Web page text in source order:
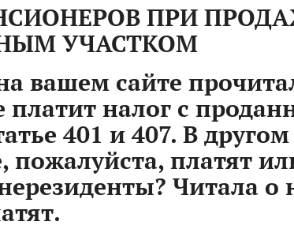
ПРИ
УЧАСТКОМ
вашем сайте
налог с
401 и 407. В
пожалуйста, платят
Читала о